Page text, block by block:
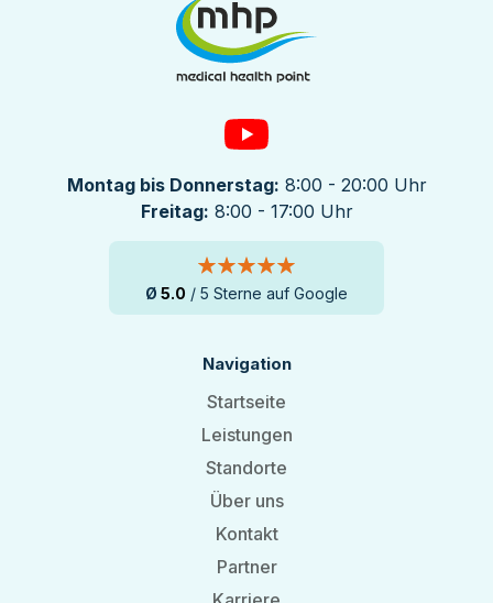
Montag bis Donnerstag: 8:00 - 20:00 Uhr
Freitag: 8:00 - 17:00 Uhr
Ø 5.0 / 5 Sterne auf Google
Navigation
Startseite
Leistungen
Standorte
Über uns
Kontakt
Partner